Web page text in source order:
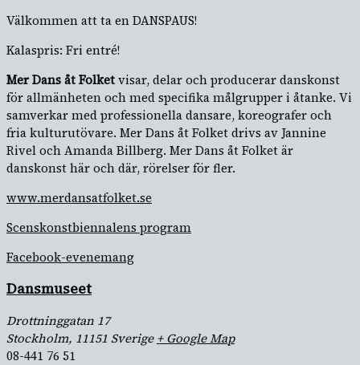
Välkommen att ta en DANSPAUS!
Kalaspris: Fri entré!
Mer Dans åt Folketvisar, delar och producerar danskonst
för allmänheten och med specifika målgrupper i åtanke. Vi
samverkar med professionella dansare, koreografer och
fria kulturutövare. Mer Dans åt Folket drivs av Jannine
Rivel och Amanda Billberg. Mer Dans åt Folket är
danskonst här och där, rörelser för fler.
www.merdansatfolket.se
Scenskonstbiennalens program
Facebook-evenemang
Dansmuseet
Drottninggatan 17
Stockholm, 11151 Sverige + Google Map
08-441 76 51